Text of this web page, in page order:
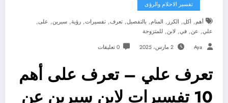
تفسير الاحلام والرؤى
أهم, اكل, الكرز , المنام, بالتفصيل, تعرف, تفسيرات, رؤية, سيرين, على,
علي, عن, في, لابن, للمتزوجة
Aya 2 مارس، 2025 0 تعليقات
تعرف علي – تعرف على أهم
10 تفسيرات لابن سيرين عن